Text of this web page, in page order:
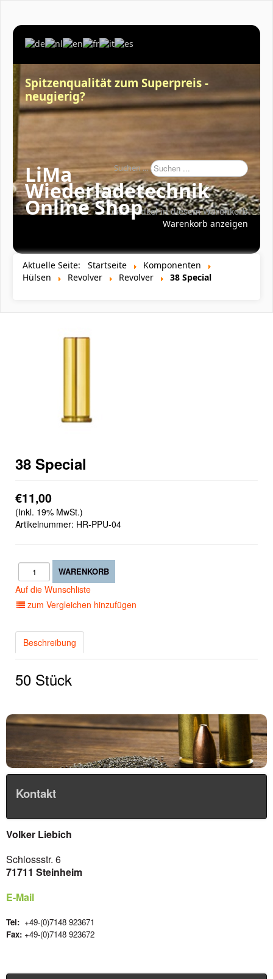
Spitzenqualität zum Superpreis -
neugierig?
Suchen ...
Keine Artikel in diesem Warenkorb
Warenkorb anzeigen
LiMa
Wiederladetechnik
Online Shop
Aktuelle Seite: Startseite
Komponenten
Hülsen
Revolver Revolver 38 Special
38 Special
€11,00
(Inkl. 19% MwSt.)
Artikelnummer: HR-PPU-04
Auf die Wunschliste
zum Vergleichen hinzufügen
Beschreibung
50 Stück
Kontakt
Volker Liebich
Schlossstr. 6
71711 Steinheim
E-Mail
Tel: +49-(0)7148 923671
Fax: +49-(0)7148 923672